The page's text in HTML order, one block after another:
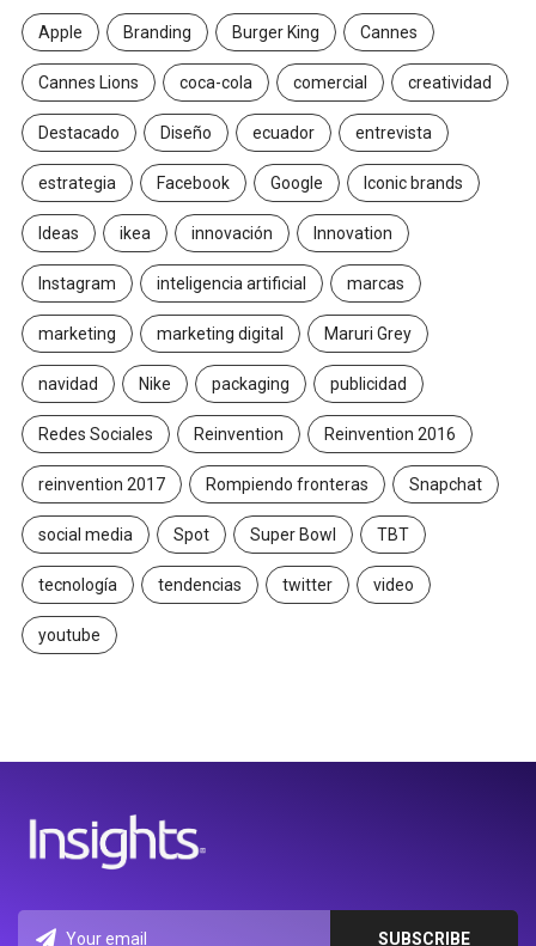
Apple Branding Burger King Cannes
Cannes Lions coca-cola comercial creatividad
Destacado Diseño ecuador entrevista
estrategia Facebook Google Iconic brands
Ideas ikea innovación Innovation
Instagram inteligencia artificial marcas
marketing marketing digital Maruri Grey
navidad Nike packaging publicidad
Redes Sociales Reinvention Reinvention 2016
reinvention 2017 Rompiendo fronteras Snapchat
social media Spot Super Bowl TBT
tecnología tendencias twitter video
youtube